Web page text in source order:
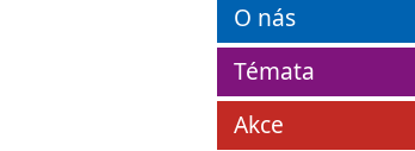
O nás
Témata
Akce